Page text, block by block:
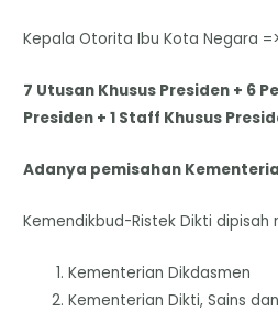
Kepala Otorita Ibu Kota Negara
7 Utusan Khusus Presiden + 6
Presiden + 1 Staff Khusus
Adanya pemisahan
Kemendikbud-Ristek Dikti dipisah
Kementerian Dikdasmen
Kementerian Dikti, Sains